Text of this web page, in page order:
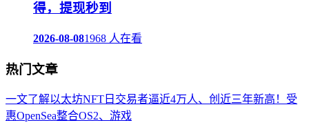
得，提现秒到
2026-08-081968 人在看
热门文章
一文了解以太坊NFT日交易者逼近4万人、创近三年新高！受
惠OpenSea整合OS2、游戏